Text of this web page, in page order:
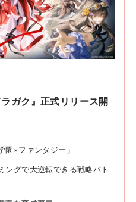
ガク』正式リリース開
園×ファンタジー」
ングで大逆転できる戦略バト